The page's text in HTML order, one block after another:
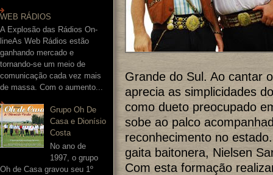
WEB RÁDIOS
A Explosão das Rádios On-
lineAs Web Rádios estão
ganhando mercado e
tornando-se um meio de
comunicação cada vez mais
de massa. Com o aumento...
Grupo Oh De
Casa e Dionísio
Costa
No ano de
1997, o grupo
Oh de Casa gravou seu 1º
Grande do Sul. Ao cantar
aprecia as simplicidades
como dueto preocupado
sobe ao palco
reconhecimento no
gaita baitonera, Nielsen
Com esta formação